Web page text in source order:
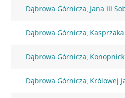
Dąbrowa Górnicza, Jana III
Dąbrowa Górnicza,
Dąbrowa Górnicza,
Dąbrowa Górnicza, Królowej